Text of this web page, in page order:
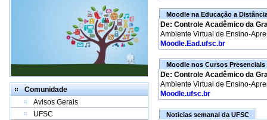
Comunidade
Avisos Gerais
UFSC
Moodle na Educação a
De: Controle Acadêmico da
Ambiente Virtual de Ensino-
Moodle.Ead.ufsc.br
Moodle nos Cursos Presenciais
De: Controle Acadêmico da
Ambiente Virtual de Ensino-
Moodle.ufsc.br
Noticias semanal da UFSC